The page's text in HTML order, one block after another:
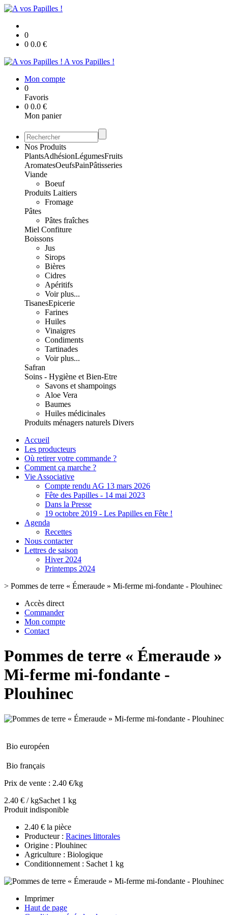
0
0 0.0 €
A vos Papilles !
Mon compte
0
Favoris
0 0.0 €
Mon panier
Nos Produits
PlantsAdhésionLégumesFruits
AromatesOeufsPainPâtisseries
Viande
Boeuf
Produits Laitiers
Fromage
Pâtes
Pâtes fraîches
Miel Confiture
Boissons
Jus
Sirops
Bières
Cidres
Apéritifs
Voir plus...
TisanesEpicerie
Farines
Huiles
Vinaigres
Condiments
Tartinades
Voir plus...
Safran
Soins - Hygiène et Bien-Etre
Savons et shampoings
Aloe Vera
Baumes
Huiles médicinales
Produits ménagers naturels Divers
Accueil
Les producteurs
Où retirer votre commande ?
Comment ça marche ?
Vie Associative
Compte rendu AG 13 mars 2026
Fête des Papilles - 14 mai 2023
Dans la Presse
19 octobre 2019 - Les Papilles en Fête !
Agenda
Recettes
Nous contacter
Lettres de saison
Hiver 2024
Printemps 2024
> Pommes de terre « Émeraude » Mi-ferme mi-fondante - Plouhinec
Accès direct
Commander
Mon compte
Contact
Pommes de terre « Émeraude »
Mi-ferme mi-fondante -
Plouhinec
Bio européen
Bio français
Prix de vente : 2.40 €/kg
2.40 € / kgSachet 1 kg
Produit indisponible
2.40 € la pièce
Producteur : Racines littorales
Origine : Plouhinec
Agriculture : Biologique
Conditionnement : Sachet 1 kg
Imprimer
Haut de page